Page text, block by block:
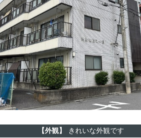
【外観】 きれいな外観です